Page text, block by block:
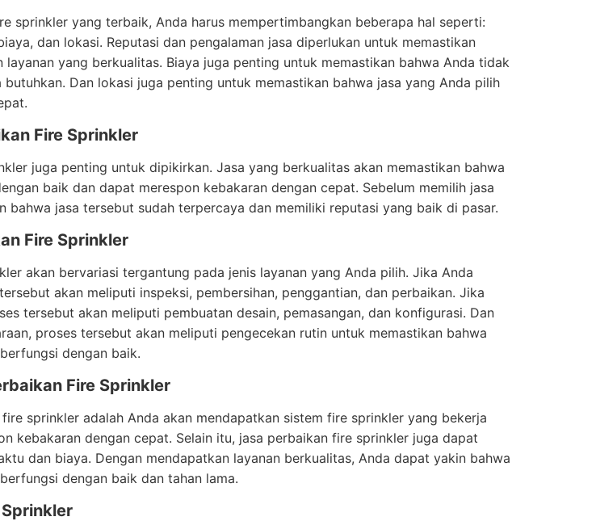
sprinkler yang terbaik, Anda harus mempertimbangkan beberapa hal seperti:
dan lokasi. Reputasi dan pengalaman jasa diperlukan untuk memastikan
layanan yang berkualitas. Biaya juga penting untuk memastikan bahwa Anda tidak
Dan lokasi juga penting untuk memastikan bahwa jasa yang Anda pilih
Fire Sprinkler
juga penting untuk dipikirkan. Jasa yang berkualitas akan memastikan bahwa
baik dan dapat merespon kebakaran dengan cepat. Sebelum memilih jasa
bahwa jasa tersebut sudah terpercaya dan memiliki reputasi yang baik di pasar.
Fire Sprinkler
akan bervariasi tergantung pada jenis layanan yang Anda pilih. Jika Anda
akan meliputi inspeksi, pembersihan, penggantian, dan perbaikan. Jika
tersebut akan meliputi pembuatan desain, pemasangan, dan konfigurasi. Dan
proses tersebut akan meliputi pengecekan rutin untuk memastikan bahwa
dengan baik.
Fire Sprinkler
sprinkler adalah Anda akan mendapatkan sistem fire sprinkler yang bekerja
kebakaran dengan cepat. Selain itu, jasa perbaikan fire sprinkler juga dapat
dan biaya. Dengan mendapatkan layanan berkualitas, Anda dapat yakin bahwa
dengan baik dan tahan lama.
Sprinkler